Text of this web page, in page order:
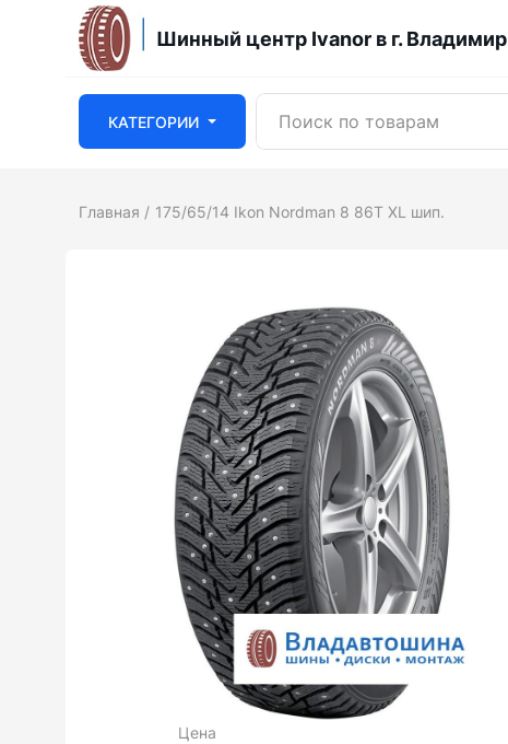
Шинный центр Ivanor в г. Владимир
КАТЕГОРИИ
Главная 175/65/14 Ikon Nordman 8 86T XL шип.
Цена